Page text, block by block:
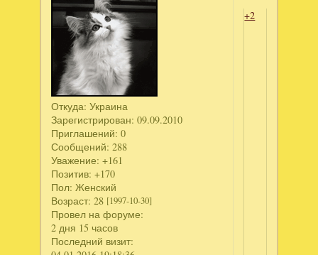
Откуда: Украина
Зарегистрирован: 09.09.2010
Приглашений: 0
Сообщений: 288
Уважение: +161
Позитив: +170
Пол: Женский
Возраст: 28 [1997-10-30]
Провел на форуме:
2 дня 15 часов
Последний визит:
+2